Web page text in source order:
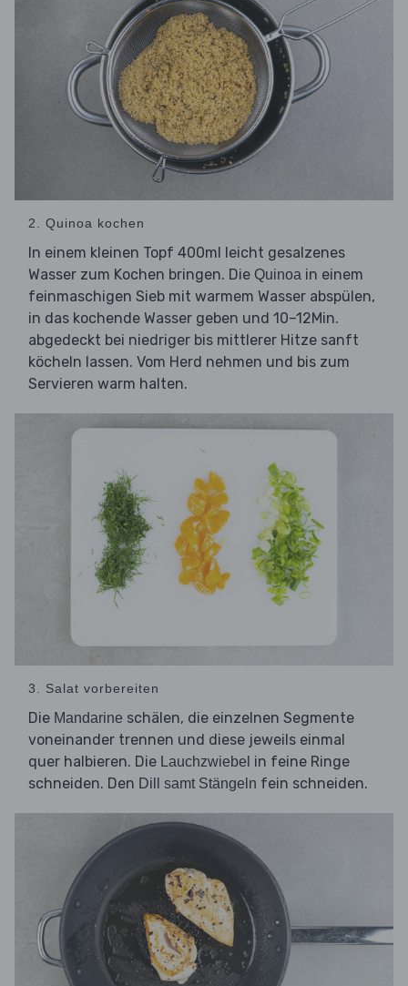
2. Quinoa kochen
In einem kleinen Topf 400ml leicht gesalzenes
Wasser zum Kochen bringen. Die Quinoa in einem
feinmaschigen Sieb mit warmem Wasser abspülen,
in das kochende Wasser geben und 10–12Min.
abgedeckt bei niedriger bis mittlerer Hitze sanft
köcheln lassen. Vom Herd nehmen und bis zum
Servieren warm halten.
3. Salat vorbereiten
Die Mandarine schälen, die einzelnen Segmente
voneinander trennen und diese jeweils einmal
quer halbieren. Die Lauchzwiebel in feine Ringe
schneiden. Den Dill samt Stängeln fein schneiden.